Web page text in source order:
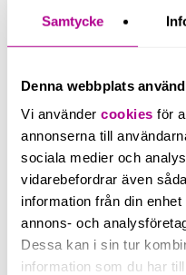
Samtycke
Denna webbplats
Vi använder cookies för
annonserna till
sociala medier och
vidarebefordrar även
information från din
annons- och
Dessa kan i sin tur
information som du har